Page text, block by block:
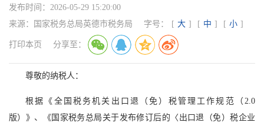
发布时间： 2026-05-29 15:20:00
来源：
国家税务总局英德市税务局 字号： [ 大 ] [ 中 ] [ 小 ]
打印本页 分享至：
尊敬的纳税人：
根据《全国税务机关出口退（免）税管理工作规范（2.0
版）》、《国家税务总局关于发布修订后的〈出口退（免）税企业